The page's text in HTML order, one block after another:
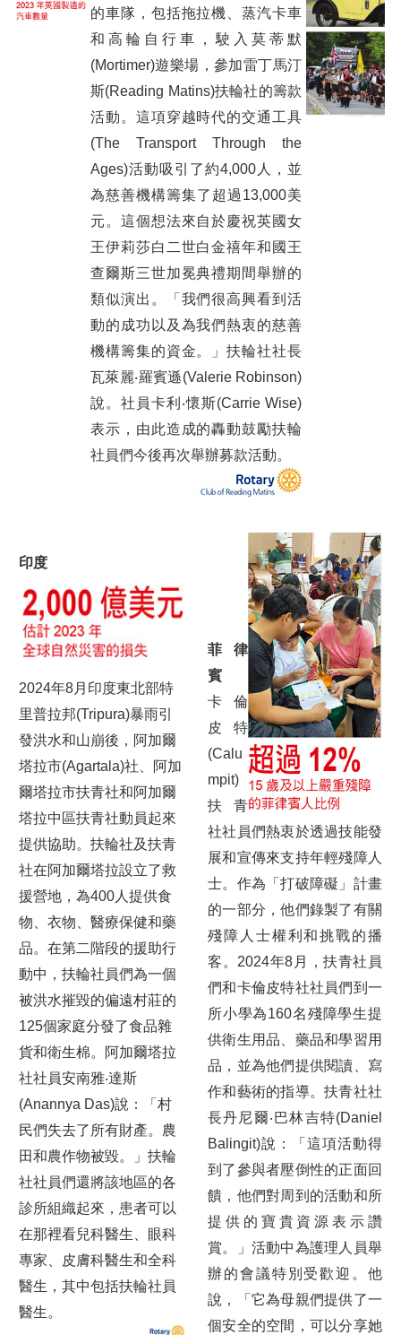
的車隊，包括拖拉機、蒸汽卡車
和高輪自行車，駛入莫蒂默
(Mortimer)遊樂場，參加雷丁馬汀
斯(Reading Matins)扶輪社的籌款
活動。這項穿越時代的交通工具
(The Transport Through the
Ages)活動吸引了約4,000人，並
為慈善機構籌集了超過13,000美
元。這個想法來自於慶祝英國女
王伊莉莎白二世白金禧年和國王
查爾斯三世加冕典禮期間舉辦的
類似演出。「我們很高興看到活
動的成功以及為我們熱衷的慈善
機構籌集的資金。」扶輪社社長
瓦萊麗‧羅賓遜(Valerie Robinson)
說。社員卡利‧懷斯(Carrie Wise)
表示，由此造成的轟動鼓勵扶輪
社員們今後再次舉辦募款活動。
印度
2024年8月印度東北部特
里普拉邦(Tripura)暴雨引
發洪水和山崩後，阿加爾
塔拉市(Agartala)社、阿加
爾塔拉市扶青社和阿加爾
塔拉中區扶青社動員起來
提供協助。扶輪社及扶青
社在阿加爾塔拉設立了救
援營地，為400人提供食
物、衣物、醫療保健和藥
品。在第二階段的援助行
動中，扶輪社員們為一個
被洪水摧毀的偏遠村莊的
125個家庭分發了食品雜
貨和衛生棉。阿加爾塔拉
社社員安南雅‧達斯
(Anannya Das)說：「村
民們失去了所有財產。農
田和農作物被毀。」扶輪
社社員們還將該地區的各
診所組織起來，患者可以
在那裡看兒科醫生、眼科
專家、皮膚科醫生和全科
醫生，其中包括扶輪社員
醫生。
菲律
賓
卡倫
皮特
(Calu
mpit)
扶青
社社員們熱衷於透過技能發
展和宣傳來支持年輕殘障人
士。作為「打破障礙」計畫
的一部分，他們錄製了有關
殘障人士權利和挑戰的播
客。2024年8月，扶青社員
們和卡倫皮特社社員們到一
所小學為160名殘障學生提
供衛生用品、藥品和學習用
品，並為他們提供閱讀、寫
作和藝術的指導。扶青社社
長丹尼爾‧巴林吉特(Daniel
Balingit)說：「這項活動得
到了參與者壓倒性的正面回
饋，他們對周到的活動和所
提供的寶貴資源表示讚
賞。」活動中為護理人員舉
辦的會議特別受歡迎。他
說，「它為母親們提供了一
個安全的空間，可以分享她